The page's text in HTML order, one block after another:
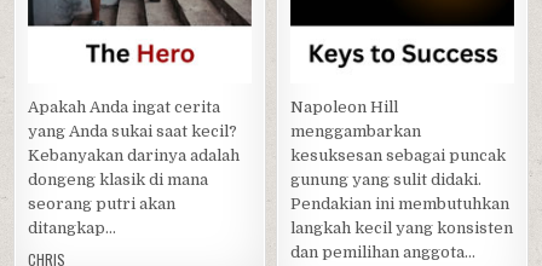
Apakah Anda ingat cerita
yang Anda sukai saat kecil?
Kebanyakan darinya adalah
dongeng klasik di mana
seorang putri akan
ditangkap…
CHRIS
Napoleon Hill
menggambarkan
kesuksesan sebagai puncak
gunung yang sulit didaki.
Pendakian ini membutuhkan
langkah kecil yang konsisten
dan pemilihan anggota…